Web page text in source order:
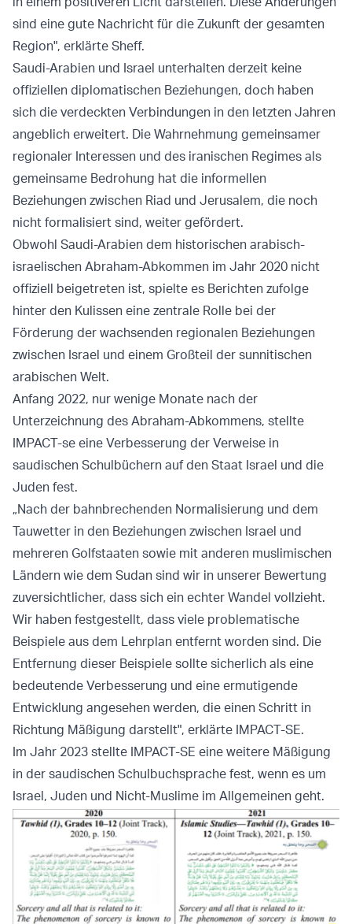
sind eine gute Nachricht für die Zukunft der gesamten
Region", erklärte Sheff.
Saudi-Arabien und Israel unterhalten derzeit keine
offiziellen diplomatischen Beziehungen, doch haben
sich die verdeckten Verbindungen in den letzten Jahren
angeblich erweitert. Die Wahrnehmung gemeinsamer
regionaler Interessen und des iranischen Regimes als
gemeinsame Bedrohung hat die informellen
Beziehungen zwischen Riad und Jerusalem, die noch
nicht formalisiert sind, weiter gefördert.
Obwohl Saudi-Arabien dem historischen arabisch-
israelischen Abraham-Abkommen im Jahr 2020 nicht
offiziell beigetreten ist, spielte es Berichten zufolge
hinter den Kulissen eine zentrale Rolle bei der
Förderung der wachsenden regionalen Beziehungen
zwischen Israel und einem Großteil der sunnitischen
arabischen Welt.
Anfang 2022, nur wenige Monate nach der
Unterzeichnung des Abraham-Abkommens, stellte
IMPACT-se eine Verbesserung der Verweise in
saudischen Schulbüchern auf den Staat Israel und die
Juden fest.
„Nach der bahnbrechenden Normalisierung und dem
Tauwetter in den Beziehungen zwischen Israel und
mehreren Golfstaaten sowie mit anderen muslimischen
Ländern wie dem Sudan sind wir in unserer Bewertung
zuversichtlicher, dass sich ein echter Wandel vollzieht.
Wir haben festgestellt, dass viele problematische
Beispiele aus dem Lehrplan entfernt worden sind. Die
Entfernung dieser Beispiele sollte sicherlich als eine
bedeutende Verbesserung und eine ermutigende
Entwicklung angesehen werden, die einen Schritt in
Richtung Mäßigung darstellt", erklärte IMPACT-SE.
Im Jahr 2023 stellte IMPACT-SE eine weitere Mäßigung
in der saudischen Schulbuchsprache fest, wenn es um
Israel, Juden und Nicht-Muslime im Allgemeinen geht.